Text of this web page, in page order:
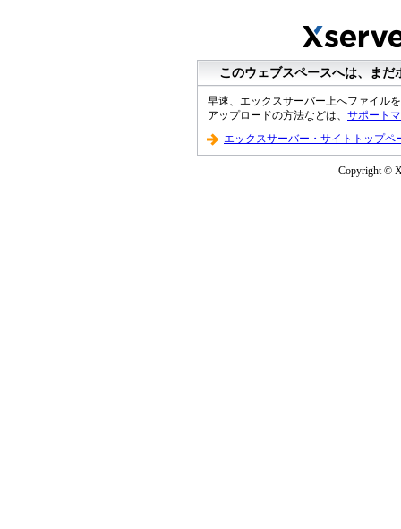
このウェブスペースへは、ま
早速、エックスサーバー上へファイル
アップロードの方法などは、 サポート
エックスサーバー・サイトトップペ
Copyright ©